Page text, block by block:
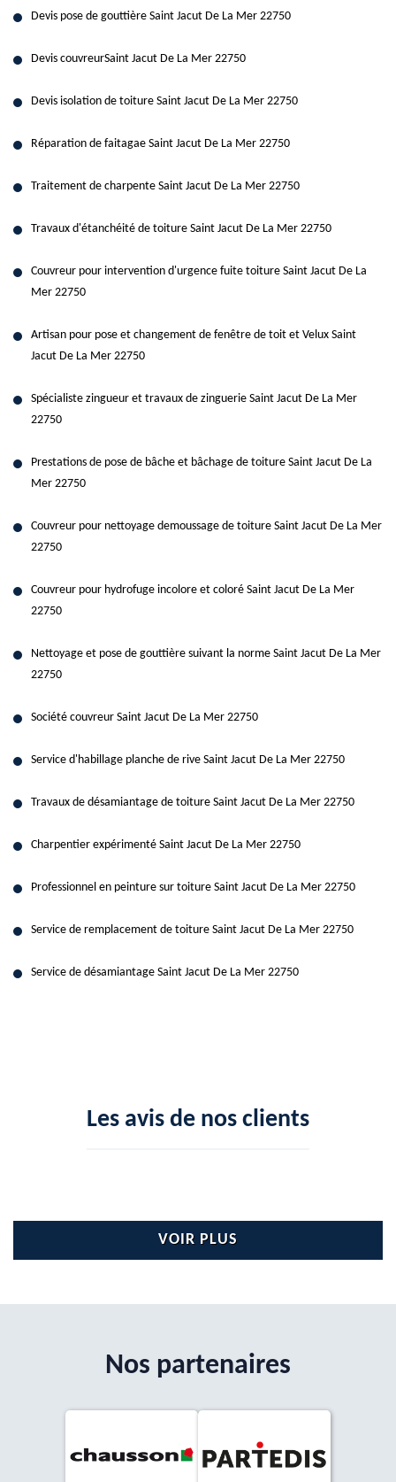
Devis pose de gouttière Saint Jacut De La Mer 22750
Devis couvreurSaint Jacut De La Mer 22750
Devis isolation de toiture Saint Jacut De La Mer 22750
Réparation de faitagae Saint Jacut De La Mer 22750
Traitement de charpente Saint Jacut De La Mer 22750
Travaux d'étanchéité de toiture Saint Jacut De La Mer 22750
Couvreur pour intervention d'urgence fuite toiture Saint Jacut De La
Mer 22750
Artisan pour pose et changement de fenêtre de toit et Velux Saint
Jacut De La Mer 22750
Spécialiste zingueur et travaux de zinguerie Saint Jacut De La Mer
22750
Prestations de pose de bâche et bâchage de toiture Saint Jacut De La
Mer 22750
Couvreur pour nettoyage demoussage de toiture Saint Jacut De La Mer
22750
Couvreur pour hydrofuge incolore et coloré Saint Jacut De La Mer
22750
Nettoyage et pose de gouttière suivant la norme Saint Jacut De La Mer
22750
Société couvreur Saint Jacut De La Mer 22750
Service d'habillage planche de rive Saint Jacut De La Mer 22750
Travaux de désamiantage de toiture Saint Jacut De La Mer 22750
Charpentier expérimenté Saint Jacut De La Mer 22750
Professionnel en peinture sur toiture Saint Jacut De La Mer 22750
Service de remplacement de toiture Saint Jacut De La Mer 22750
Service de désamiantage Saint Jacut De La Mer 22750
Les avis de nos clients
VOIR PLUS
Nos partenaires